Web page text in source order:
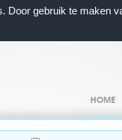
gebruik te maken
HOME